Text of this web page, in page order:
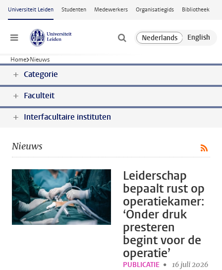
Ga naar hoofdinhoud
Universiteit Leiden Studenten Medewerkers Organisatiegids Bibliotheek
Menu
Home Nieuws
Categorie
Faculteit
Interfacultaire instituten
Nieuws
Leiderschap
bepaalt rust op
operatiekamer:
‘Onder druk
presteren
begint voor de
operatie’
PUBLICATIE 16 juli 2026